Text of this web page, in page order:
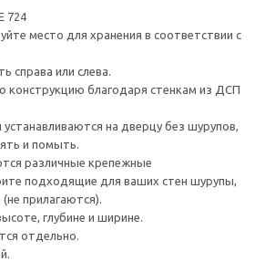
724
место для хранения в соответствии с
справа или слева.
конструкцию благодаря стенкам из ДСП
на дверцу без шурупов,
и помыть.
различные крепежные
подходящие для ваших стен шурупы,
прилагаются).
глубине и ширине.
отдельно.